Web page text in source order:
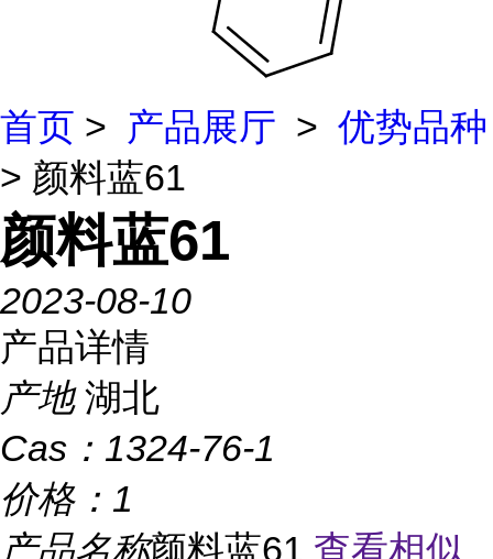
首页 > 产品展厅 > 优势品种
> 颜料蓝61
颜料蓝61
2023-08-10
产品详情
产地 湖北
Cas： 1324-76-1
价格： 1
产品名称颜料蓝61 查看相似